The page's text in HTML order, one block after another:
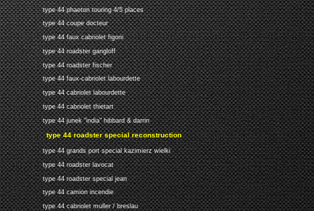
type 44 phaeton touring 4/5 places
type 44 coupe docteur
type 44 faux cabriolet figoni
type 44 roadster gangloff
type 44 roadster fischer
type 44 faux-cabriolet labourdette
type 44 cabriolet labourdette
type 44 cabriolet thietart
type 44 junek "india" hibbard & darrin
type 44 roadster special reconstruction
type 44 grands port special kazimierz wielki
type 44 roadster lavocat
type 44 roadster special jean
type 44 camion incendie
type 44 cabriolet muller / breslau